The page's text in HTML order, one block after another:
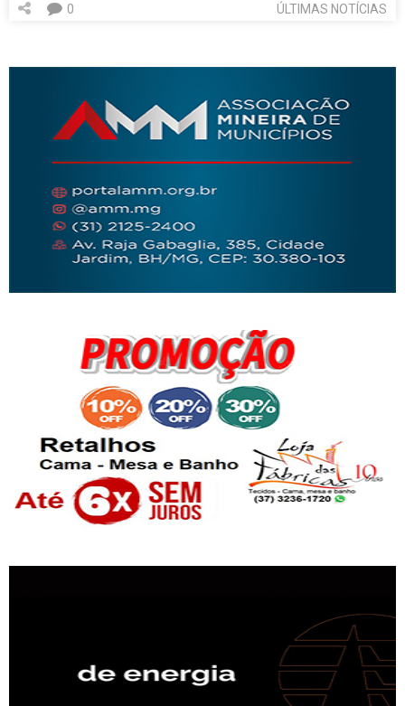
ÚLTIMAS NOTÍCIAS
0